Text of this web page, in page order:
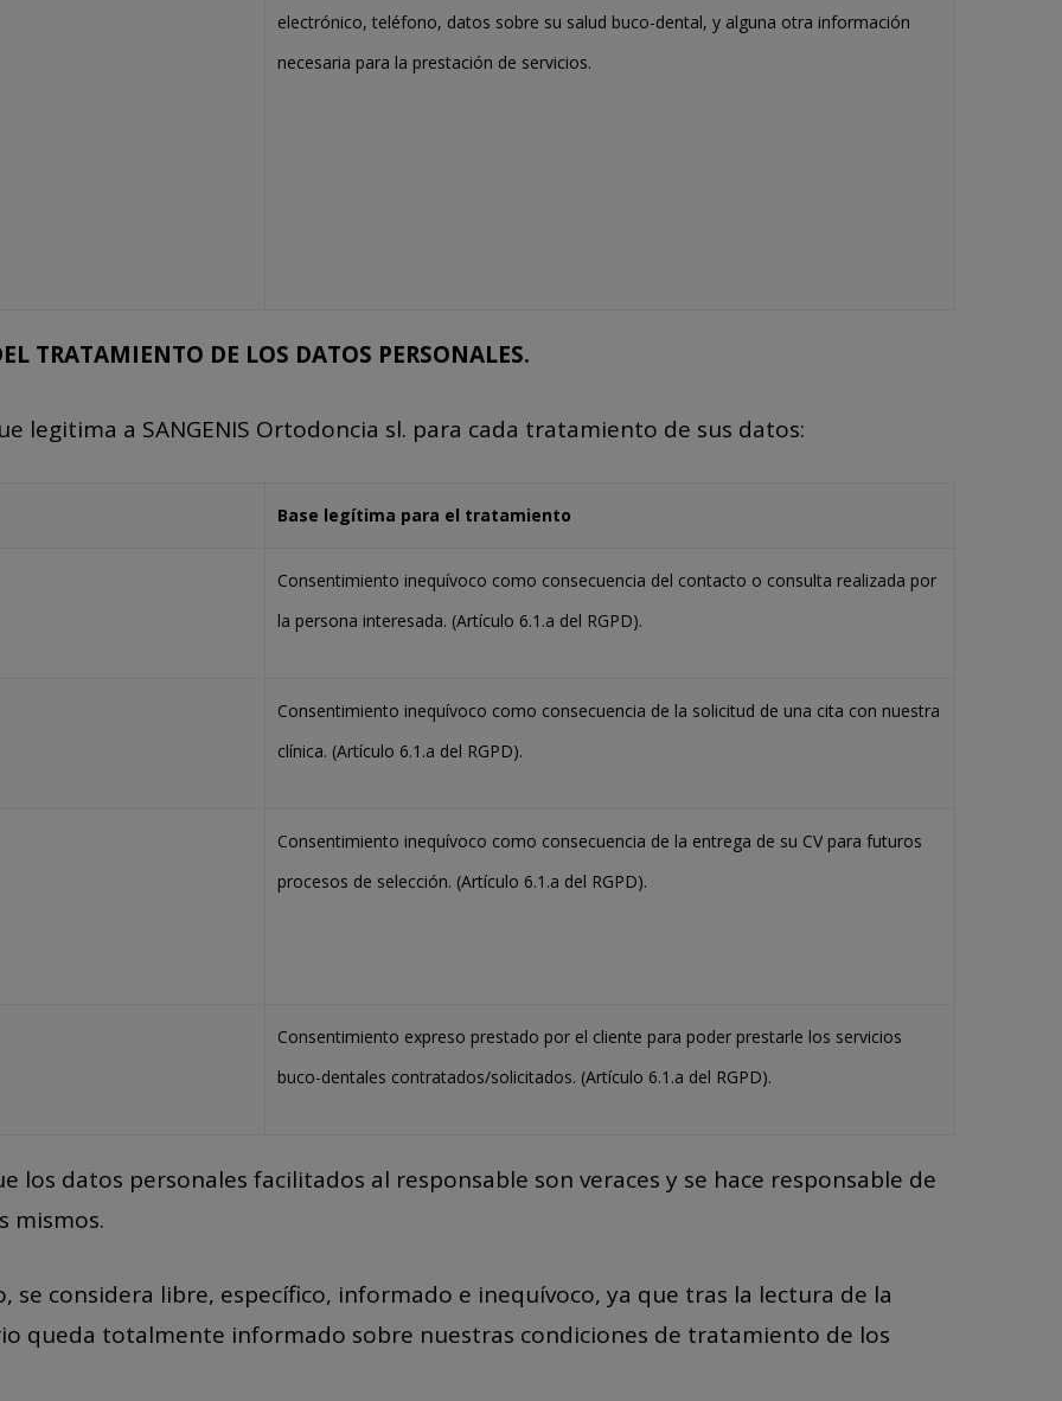
electrónico, teléfono, datos sobre su salud buco-dental, y alguna otra información
necesaria para la prestación de servicios.
TRATAMIENTO DE LOS DATOS PERSONALES.
legitima a SANGENIS Ortodoncia sl. para cada tratamiento de sus datos:
Base legítima para el tratamiento
Consentimiento inequívoco como consecuencia del contacto o consulta realizada por
la persona interesada. (Artículo 6.1.a del RGPD).
Consentimiento inequívoco como consecuencia de la solicitud de una cita con nuestra
clínica. (Artículo 6.1.a del RGPD).
Consentimiento inequívoco como consecuencia de la entrega de su CV para futuros
procesos de selección. (Artículo 6.1.a del RGPD).
Consentimiento expreso prestado por el cliente para poder prestarle los servicios
buco-dentales contratados/solicitados. (Artículo 6.1.a del RGPD).
los datos personales facilitados al responsable son veraces y se hace responsable de
mismos.
se considera libre, específico, informado e inequívoco, ya que tras la lectura de la
queda totalmente informado sobre nuestras condiciones de tratamiento de los